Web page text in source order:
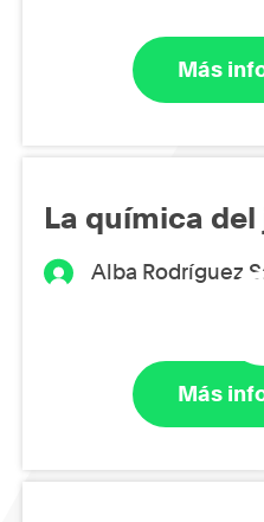
Más
La química
Alba Rodríguez
Más